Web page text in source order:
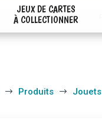
JEUX DE CARTES
À COLLECTIONNER
$ Produits $ Jouets